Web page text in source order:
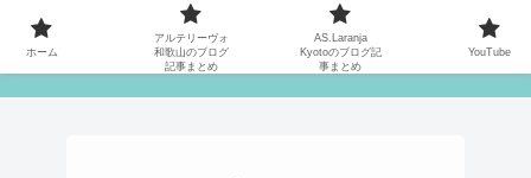
MATYの関西サッカーリーグ応援日記
ホーム
アルテリーヴォ
和歌山のブログ
記事まとめ
AS.Laranja
Kyotoのブログ記
事まとめ
YouTube